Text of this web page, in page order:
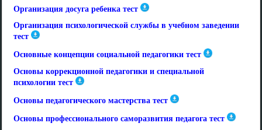
Организация досуга ребенка тест
Организация психологической службы в учебном заведении
тест
Основные концепции социальной педагогики тест
Основы коррекционной педагогики и специальной
психологии тест
Основы педагогического мастерства тест
Основы профессионального саморазвития педагога тест